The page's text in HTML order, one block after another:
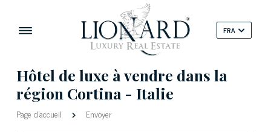
FRA
Hôtel de luxe à vendre dans la
région Cortina - Italie
Page d'accueil Envoyer